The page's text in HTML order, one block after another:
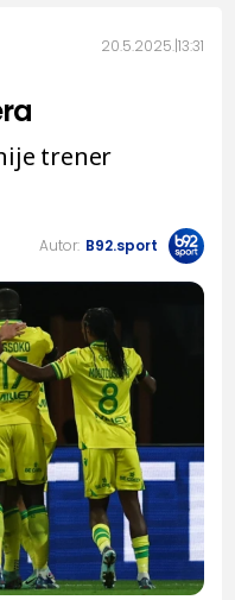
20.5.2025. 13:31
trener
Autor: B92.sport